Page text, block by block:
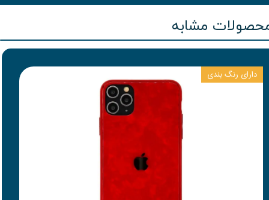
مشابه
دارای رنگ بندی